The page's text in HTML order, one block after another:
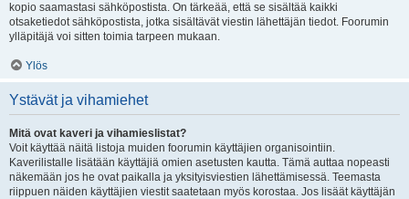
kopio saamastasi sähköpostista. On tärkeää, että se sisältää kaikki
otsaketiedot sähköpostista, jotka sisältävät viestin lähettäjän tiedot. Foorumin
ylläpitäjä voi sitten toimia tarpeen mukaan.
Ylös
Ystävät ja vihamiehet
Mitä ovat kaveri ja vihamieslistat?
Voit käyttää näitä listoja muiden foorumin käyttäjien organisointiin.
Kaverilistalle lisätään käyttäjiä omien asetusten kautta. Tämä auttaa nopeasti
näkemään jos he ovat paikalla ja yksityisviestien lähettämisessä. Teemasta
riippuen näiden käyttäjien viestit saatetaan myös korostaa. Jos lisäät käyttäjän